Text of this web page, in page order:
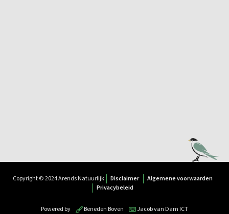
Copyright © 2024 Arends Natuurlijk Disclaimer
Algemene voorwaarden
Privacybeleid
Powered by Beneden Boven Jacob van Dam ICT